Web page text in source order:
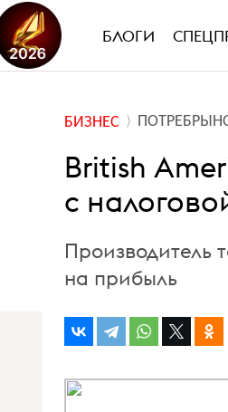
БЛОГИ
БИЗНЕС
British
с
Производитель
на прибыль